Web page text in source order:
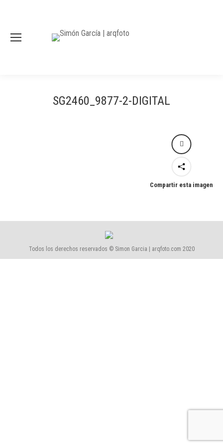
SG2460_9877-2-DIGITAL
Compartir esta imagen
Todos los derechos reservados © Simon Garcia | arqfoto.com 2020